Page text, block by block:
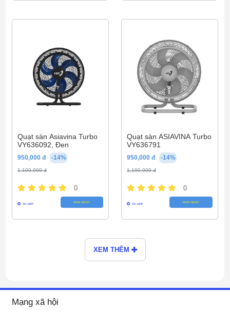
Quạt sàn Asiavina Turbo
VY636092, Đen
950,000 đ -14%
1,100,000 đ
0
So sánh MUA NGAY
Quạt sàn ASIAVINA Turbo
VY636791
950,000 đ -14%
1,100,000 đ
0
So sánh MUA NGAY
XEM THÊM
Mạng xã hội